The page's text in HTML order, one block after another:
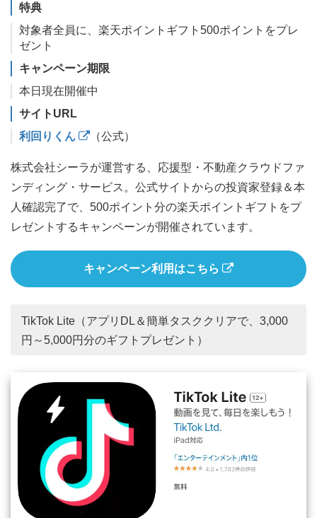
特典
対象者全員に、楽天ポイントギフト500ポイントをプレ
ゼント
キャンペーン期限
本日現在開催中
サイトURL
利回りくん
（公式）
株式会社シーラが運営する、応援型・不動産クラウドファ
ンディング・サービス。公式サイトからの投資家登録＆本
人確認完了で、500ポイント分の楽天ポイントギフトをプ
レゼントするキャンペーンが開催されています。
キャンペーン利用はこちら
TikTok Lite（アプリDL＆簡単タスククリアで、3,000
円～5,000円分のギフトプレゼント）